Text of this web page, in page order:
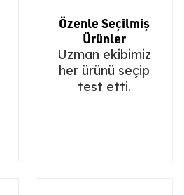
Özenle Seçilmiş
Ürünler
Uzman ekibimiz
her ürünü seçip
test etti.